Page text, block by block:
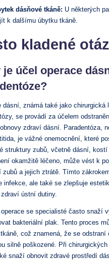
dásňové tkáně: U některých
k dalšímu úbytku tkáně.
kladené
je účel operace
dásní, známá také jako chirurgická
se provádí za účelem
zdraví dásní. Paradentóza,
je vážné onemocnění, které
struktury zubů, včetně dásní, kostí
okamžitě léčeno, může vést k
zubů a jejich ztrátě. Tímto
infekce, ale také se zlepšuje
ústní dutiny.
se specialisté často snaží
bakteriální plak. Tento proces
tkáně, což znamená, že se odstraní
silně poškozené. Při
snaží obnovit zdravé prostředí